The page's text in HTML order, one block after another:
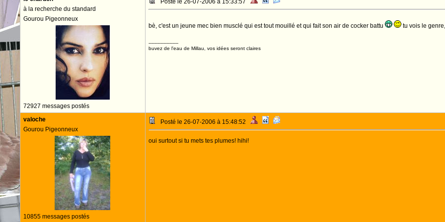
à la recherche du standard
Gourou Pigeonneux
72927 messages postés
Posté le 26-07-2006 à 15:33:57
bè, c'est un jeune mec bien musclé qui est tout mouillé et qui fait son air de cocker battu tu vois le
--------------------
buvez de l'eau de Millau, vos idées seront claires
valoche
Gourou Pigeonneux
10855 messages postés
Posté le 26-07-2006 à 15:48:52
oui surtout si tu mets tes plumes! hihi!